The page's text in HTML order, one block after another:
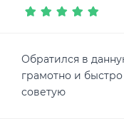
Обратился в
грамотно и